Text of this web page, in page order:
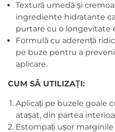
Textură umedă și
ingrediente hidratante
purtare cu o longevitate
Formulă cu aderență
pe buze pentru a
aplicare.
CUM SĂ UTILIZAȚI:
Aplicați pe buzele goale
atașat, din partea
Estompați ușor